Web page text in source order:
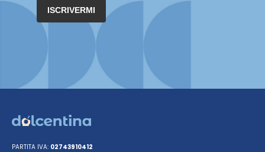
ISCRIVERMI
PARTITA IVA: 02743910412